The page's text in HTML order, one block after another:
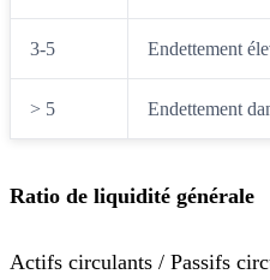
3-5 Endettement
> 5 Endettement
Ratio de liquidité générale
Actifs circulants / Passifs